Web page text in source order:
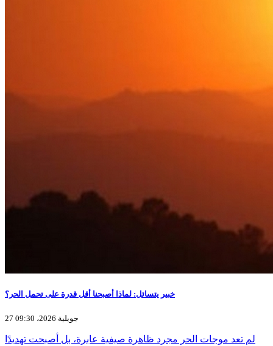
خبير يتسائل: لماذا أصبحنا أقل قدرة على تحمل الحر؟
27 جويلية 2026، 09:30
لم تعد موجات الحر مجرد ظاهرة صيفية عابرة، بل أصبحت تهديدًا